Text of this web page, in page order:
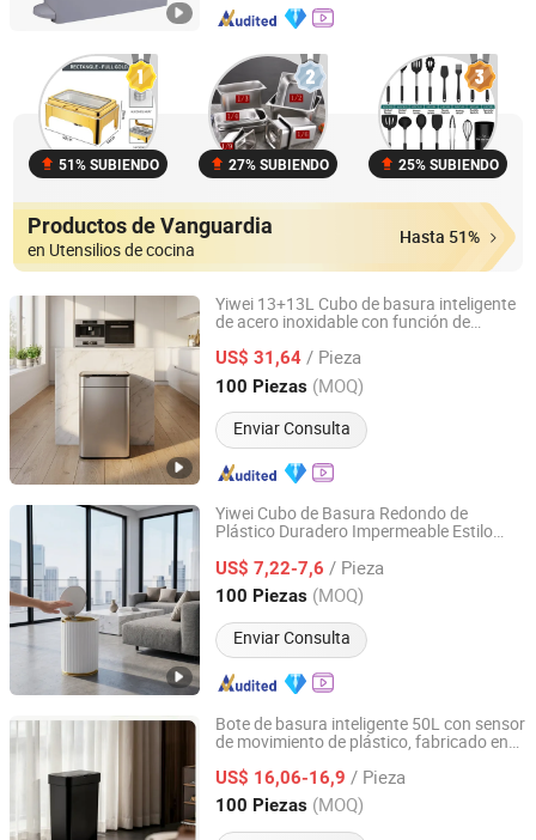
51% SUBIENDO 27% SUBIENDO 25% SUBIENDO
Productos de Vanguardia
en Utensilios de cocina
Hasta 51%
Yiwei 13+13L Cubo de basura inteligente
de acero inoxidable con función de
US$ 31,64 / Pieza
100 Piezas (MOQ)
Enviar Consulta
Foshan Yiwei Smart Home Co., Ltd.
Guangdong, China Desde 2026
Yiwei Cubo de Basura Redondo de
Plástico Duradero Impermeable Estilo
Sin Cubo Interior para Cocina y Baño
Sanitario
US$ 7,22-7,6 / Pieza
100 Piezas (MOQ)
Enviar Consulta
Foshan Yiwei Smart Home Co., Ltd.
Guangdong, China Desde 2026
Bote de basura inteligente 50L con sensor
de movimiento de plástico, fabricado en
US$ 16,06-16,9 / Pieza
100 Piezas (MOQ)
Foshan Yiwei Smart Home Co., Ltd.
Guangdong, China Desde 2026